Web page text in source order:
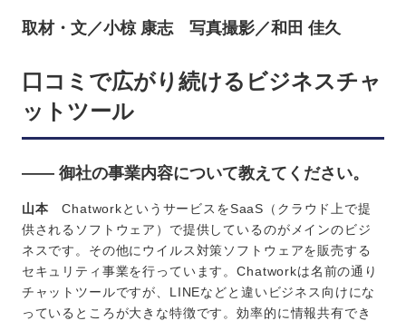
取材・文／小椋 康志 写真撮影／和田 佳久
口コミで広がり続けるビジネスチャ
ットツール
―― 御社の事業内容について教えてください。
山本 ChatworkというサービスをSaaS（クラウド上で提
供されるソフトウェア）で提供しているのがメインのビジ
ネスです。その他にウイルス対策ソフトウェアを販売する
セキュリティ事業を行っています。Chatworkは名前の通り
チャットツールですが、LINEなどと違いビジネス向けにな
っているところが大きな特徴です。効率的に情報共有でき